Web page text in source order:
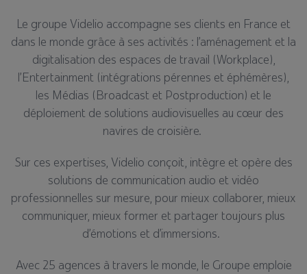
Le groupe Videlio accompagne ses clients en France et
dans le monde grâce à ses activités : l’aménagement et la
digitalisation des espaces de travail (Workplace),
l’Entertainment (intégrations pérennes et éphémères),
les Médias (Broadcast et Postproduction) et le
déploiement de solutions audiovisuelles au cœur des
navires de croisière.
Sur ces expertises, Videlio conçoit, intègre et opère des
solutions de communication audio et vidéo
professionnelles sur mesure, pour mieux collaborer, mieux
communiquer, mieux former et partager toujours plus
d’émotions et d’immersions.
Avec 25 agences à travers le monde, le Groupe emploie